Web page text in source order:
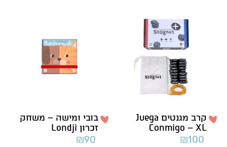
קרב מגנטים Juega
Conmigo – XL
₪100
בובי ומישה – משחק
זכרון Londji
₪90